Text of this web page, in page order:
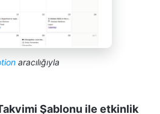
aracılığıyla
Şablonu ile etkinlik